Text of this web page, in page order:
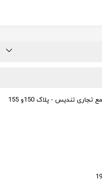
تندیس - پلاک 150و 155